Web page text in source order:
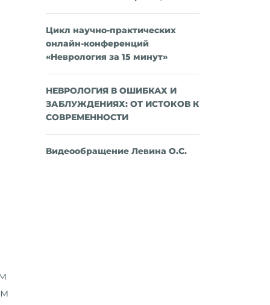
Цикл научно-практических
онлайн-конференций
«Неврология за 15 минут»
НЕВРОЛОГИЯ В ОШИБКАХ И
ЗАБЛУЖДЕНИЯХ: ОТ ИСТОКОВ К
СОВРЕМЕННОСТИ
Видеообращение Левина О.С.